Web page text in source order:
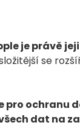
je právě
se
pro ochranu
dat na